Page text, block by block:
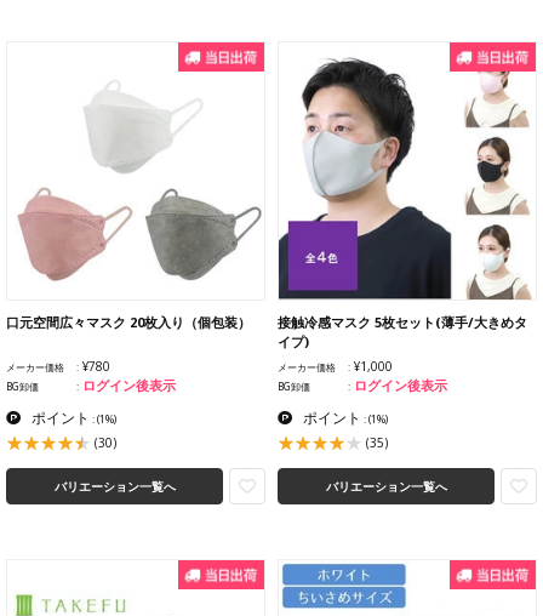
口元空間広々マスク 20枚入り（個包装）
メーカー価格 ¥780
BG卸価 ログイン後表示
ポイント :(1%)
(30)
バリエーション一覧へ
接触冷感マスク 5枚セット(薄手/大きめタ
イプ)
メーカー価格 ¥1,000
BG卸価 ログイン後表示
ポイント :(1%)
(35)
バリエーション一覧へ